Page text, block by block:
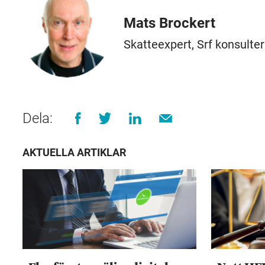
Mats Brockert
Skatteexpert, Srf
Dela:
AKTUELLA ARTIKLAR